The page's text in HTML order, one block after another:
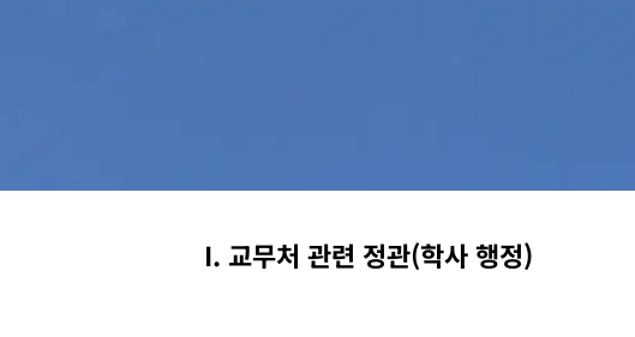
I. 교무처 관련 정관(학사 행정)